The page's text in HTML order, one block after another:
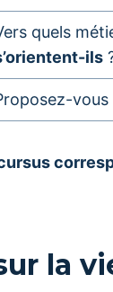
quels
ils
la